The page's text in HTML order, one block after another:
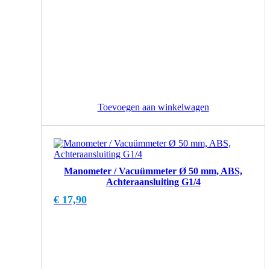
Toevoegen aan winkelwagen
Manometer / Vacuümmeter Ø 50 mm, ABS,
Achteraansluiting G1/4
€ 17,90